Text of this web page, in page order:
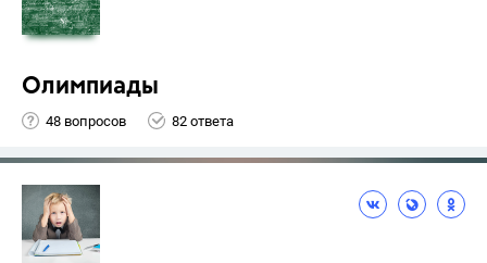
Олимпиады
48 вопросов 82 ответа